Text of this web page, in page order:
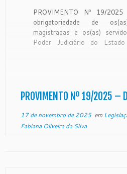
PROVIMENTO Nº 19/
obrigatoriedade de
magistradas e os(as)
Poder Judiciário do
PROVIMENTO Nº 19/2025 –
17 de novembro de 2025em
Fabiana Oliveira da Silva